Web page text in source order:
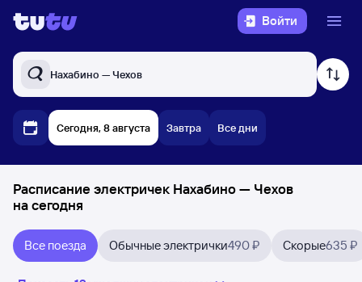
Войти
Нахабино — Чехов
Сегодня, 8 августа Завтра Все дни
Расписание электричек Нахабино — Чехов
на сегодня
Все поезда Обычные электрички490 ₽ Скорые635 ₽